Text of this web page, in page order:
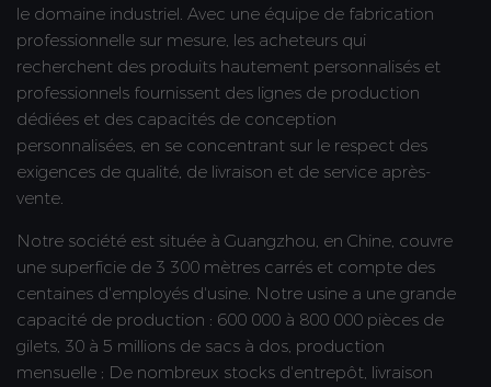
le domaine industriel. Avec une équipe de fabrication
professionnelle sur mesure, les acheteurs qui
recherchent des produits hautement personnalisés et
professionnels fournissent des lignes de production
dédiées et des capacités de conception
personnalisées, en se concentrant sur le respect des
exigences de qualité, de livraison et de service après-
vente.
Notre société est située à Guangzhou, en Chine, couvre
une superficie de 3 300 mètres carrés et compte des
centaines d'employés d'usine. Notre usine a une grande
capacité de production : 600 000 à 800 000 pièces de
gilets, 30 à 5 millions de sacs à dos, production
mensuelle ; De nombreux stocks d'entrepôt, livraison